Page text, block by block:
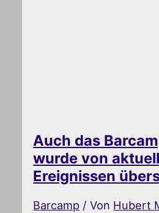
Auch das
wurde von
Ereignissen
Barcamp / Von Hubert